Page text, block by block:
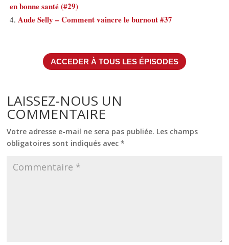
en bonne santé (#29)
Aude Selly – Comment vaincre le burnout #37
ACCEDER À TOUS LES ÉPISODES
LAISSEZ-NOUS UN
COMMENTAIRE
Votre adresse e-mail ne sera pas publiée. Les champs
obligatoires sont indiqués avec*